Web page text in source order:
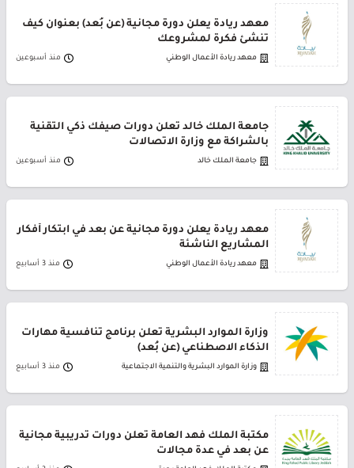
معهد ريادة يعلن دورة مجانية (عن بُعد) بعنوان كيف
تنشئ فكرة لمشروعك
معهد ريادة الأعمال الوطني منذ أسبوعين
جامعة الملك خالد تعلن دورات صيفك ذكي التقنية
بالشراكة مع وزارة الاتصالات
جامعة الملك خالد منذ أسبوعين
معهد ريادة يعلن دورة مجانية عن بعد في ابتكار أفكار
المشاريع الناشئة
معهد ريادة الأعمال الوطني منذ 3 أسابيع
وزارة الموارد البشرية تعلن برنامج تنافسية مهارات
الذكاء الاصطناعي (عن بُعد)
وزارة الموارد البشرية والتنمية الاجتماعية منذ 3 أسابيع
مكتبة الملك فهد العامة تعلن دورات تدريبية مجانية
عن بعد في عدة مجالات